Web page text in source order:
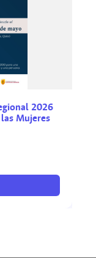
2026
las Mujeres